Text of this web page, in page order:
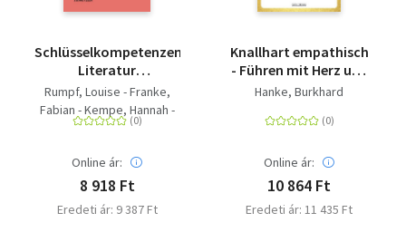
Schlüsselkompetenzen:
Literatur
recherchieren in
Bibliotheken und
Internet
Rumpf, Louise - Franke,
Fabian - Kempe, Hannah -
Schüller-Zwierlein, André -
Online ár:
8 918 Ft
Eredeti ár: 9 387 Ft
Knallhart empathisch
- Führen mit Herz und
Hirn - Der Schlüssel zu
und Erfolg
Hanke, Burkhard
Online ár:
10 864 Ft
Eredeti ár: 11 435 Ft